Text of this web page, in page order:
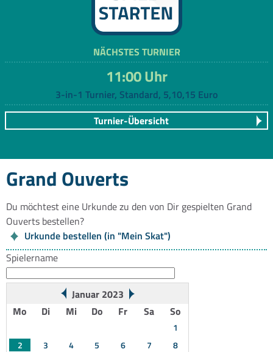
NÄCHSTES TURNIER
11:00 Uhr
3-in-1 Turnier, Standard, 5,10,15 Euro
Turnier-Übersicht
Grand Ouverts
Du möchtest eine Urkunde zu den von Dir gespielten Grand
Ouverts bestellen?
Urkunde bestellen (in "Mein Skat")
Spielername
Januar 2023
Mo
Di Mi Do Fr Sa So
1
2
3 4 5 6 7
8